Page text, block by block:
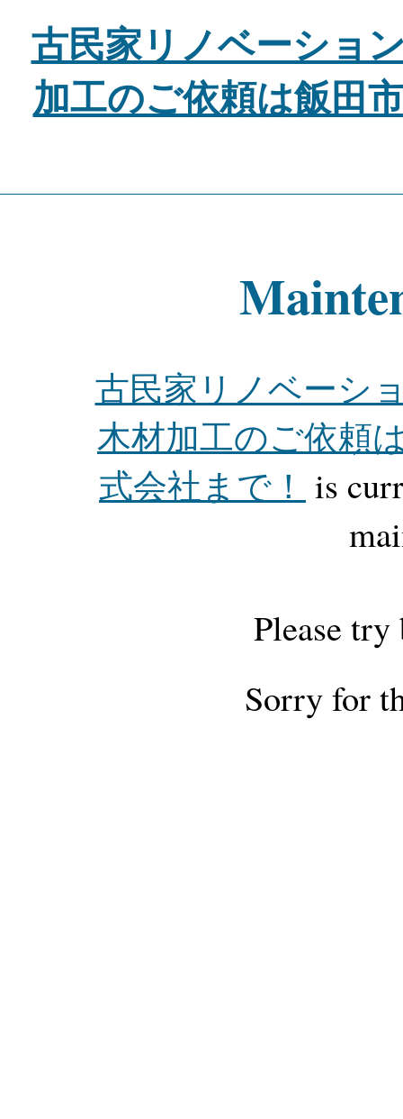
古民家リノベーショ
加工のご依頼は飯田
古民家リノベーシ
木材加工のご依頼
式会社まで！ is
Please try
Sorry for